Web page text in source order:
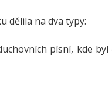
dělila na dva typy:
písní, kde